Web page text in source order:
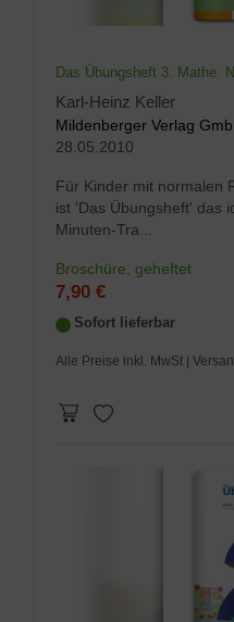
Das Übungsheft 3. Mathe.
Karl-Heinz Keller
Mildenberger Verlag
28.05.2010
Für Kinder mit normalen
ist 'Das Übungsheft' das
Minuten-Tra...
Broschüre, geheftet
7,90 €
Sofort lieferbar
Alle Preise inkl. MwSt |